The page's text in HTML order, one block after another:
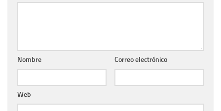
Nombre Correo electrónico
Web